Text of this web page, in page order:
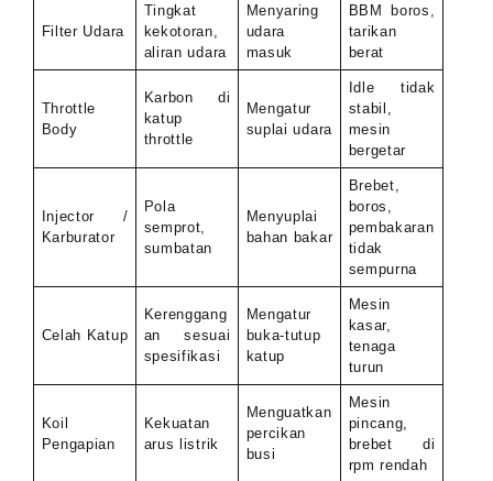
Filter Udara
Tingkat
kekotoran,
aliran udara
Menyaring
udara
masuk
BBM boros,
tarikan
berat
Throttle
Body
Karbon di
katup
throttle
Mengatur
suplai udara
Idle tidak
stabil,
mesin
bergetar
Injector /
Karburator
Pola
semprot,
sumbatan
Menyuplai
bahan bakar
Brebet,
boros,
pembakaran
tidak
sempurna
Celah Katup
Kerenggang
an sesuai
spesifikasi
Mengatur
buka-tutup
katup
Mesin
kasar,
tenaga
turun
Koil
Pengapian
Kekuatan
arus listrik
Menguatkan
percikan
busi
Mesin
pincang,
brebet di
rpm rendah